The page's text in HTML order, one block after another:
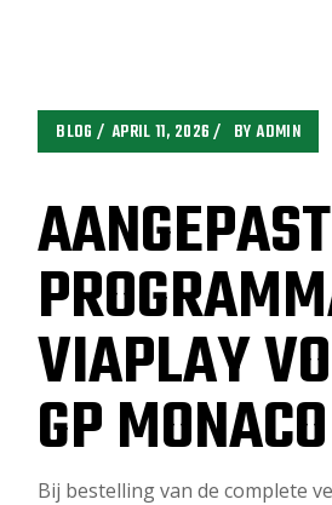
BLOG APRIL 11, 2026 BYADMIN
AANGEPAST
VIAPLAY
GP MONACO
Bij bestelling van de complete